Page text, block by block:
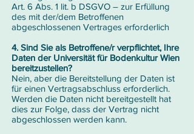
Art. 6 Abs. 1 lit. b DSGVO – zur Erfüllung
des mit der/dem Betroffenen
abgeschlossenen Vertrages erforderlich
4. Sind Sie als Betroffene/r verpflichtet, Ihre
Daten der Universität für Bodenkultur Wien
bereitzustellen?
Nein, aber die Bereitstellung der Daten ist
für einen Vertragsabschluss erforderlich.
Werden die Daten nicht bereitgestellt hat
dies zur Folge, dass der Vertrag nicht
abgeschlossen werden kann.